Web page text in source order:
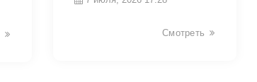
Смотреть